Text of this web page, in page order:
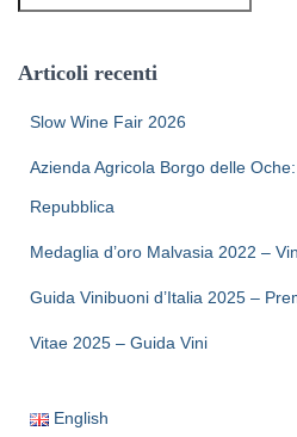
Articoli recenti
Slow Wine Fair 2026
Azienda Agricola Borgo delle
Repubblica
Medaglia d’oro Malvasia 2022 –
Guida Vinibuoni d’Italia 2025 –
Vitae 2025 – Guida Vini
English